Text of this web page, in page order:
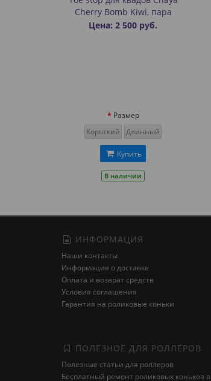
Cherry Bomb Kiwi, пара
Цена: 2 500 руб.
Размер
Короткий
Длинный
Купить
В наличии
ИНФОРМАЦИЯ
Наши контакты
Информация о доставке
Оплата и возврат средств
Условия соглашения
Гарантия на роликовые коньки
ПОЛЕЗНОЕ ДЛЯ РОЛЛЕРОВ
Полезные статьи для роллеров
Бесплатный ремонт роликовых коньков в